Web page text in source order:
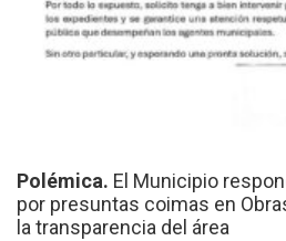
Polémica. El Municipio
por presuntas coimas en
la transparencia del área